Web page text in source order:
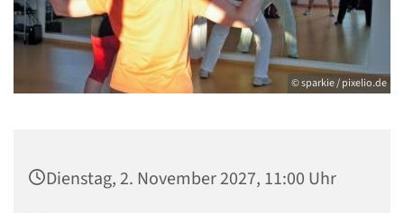
© sparkie / pixelio.de
Dienstag, 2. November 2027, 11:00 Uhr